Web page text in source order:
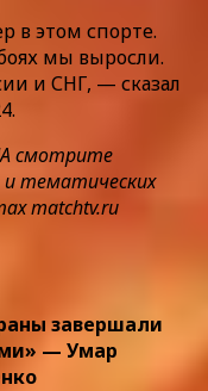
в этом спорте.
мы выросли.
и СНГ, — сказал
смотрите
и тематических
matchtv.ru
завершали
— Умар